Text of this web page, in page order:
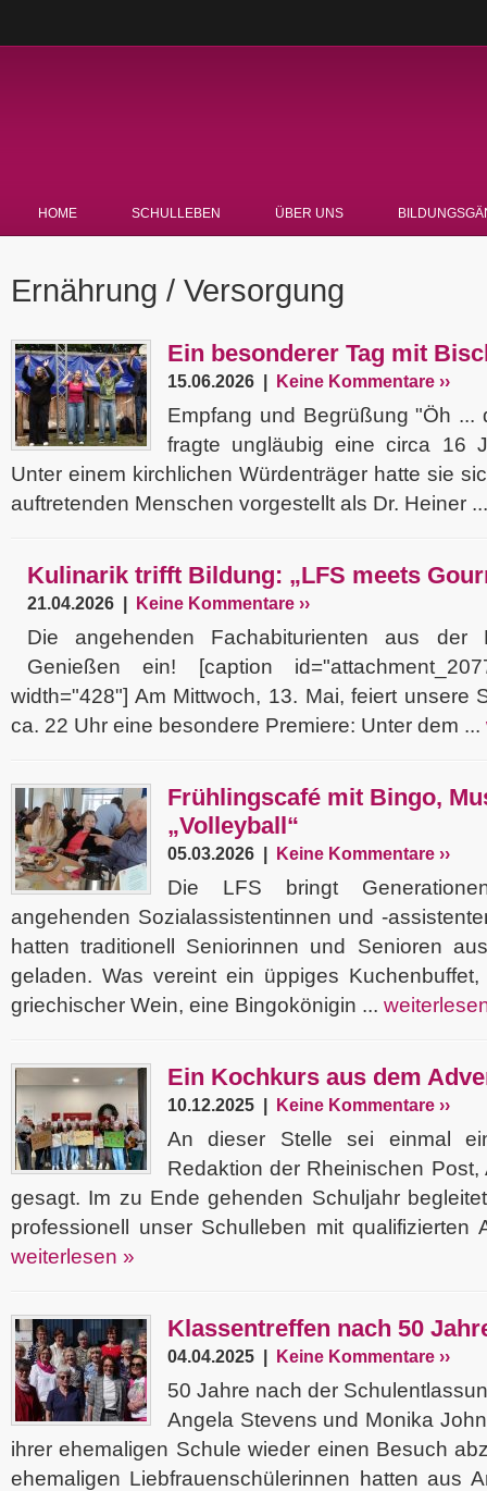
HOME SCHULLEBEN ÜBER UNS
Ernährung / Versorgung
Ein besonderer Tag mit
15.06.2026 | Keine Kommentare ››
Empfang und Begrüßung "Öh ...
fragte ungläubig eine circa 16
Unter einem kirchlichen Würdenträger hatte sie
auftretenden Menschen vorgestellt als Dr. Heiner
Kulinarik trifft Bildung: „LFS meets
21.04.2026 | Keine Kommentare ››
Die angehenden Fachabiturienten aus der
Genießen ein! [caption
width="428"] Am Mittwoch, 13. Mai, feiert unsere
ca. 22 Uhr eine besondere Premiere: Unter dem ...
Frühlingscafé mit Bingo,
„Volleyball“
05.03.2026 | Keine Kommentare ››
Die LFS bringt
angehenden Sozialassistentinnen und -
hatten traditionell Seniorinnen und Senioren
geladen. Was vereint ein üppiges Kuchenbuffet,
griechischer Wein, eine Bingokönigin ...
Ein Kochkurs aus dem
10.12.2025 | Keine Kommentare ››
An dieser Stelle sei einmal
Redaktion der Rheinischen
gesagt. Im zu Ende gehenden Schuljahr
professionell unser Schulleben mit qualifizierten
weiterlesen »
Klassentreffen nach 50
04.04.2025 | Keine Kommentare ››
50 Jahre nach der
Angela Stevens und Monika
ihrer ehemaligen Schule wieder einen Besuch
ehemaligen Liebfrauenschülerinnen hatten aus